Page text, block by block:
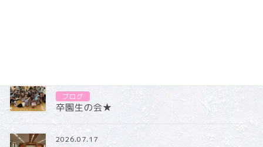
ブログ
卒園生の会★
2026.07.17